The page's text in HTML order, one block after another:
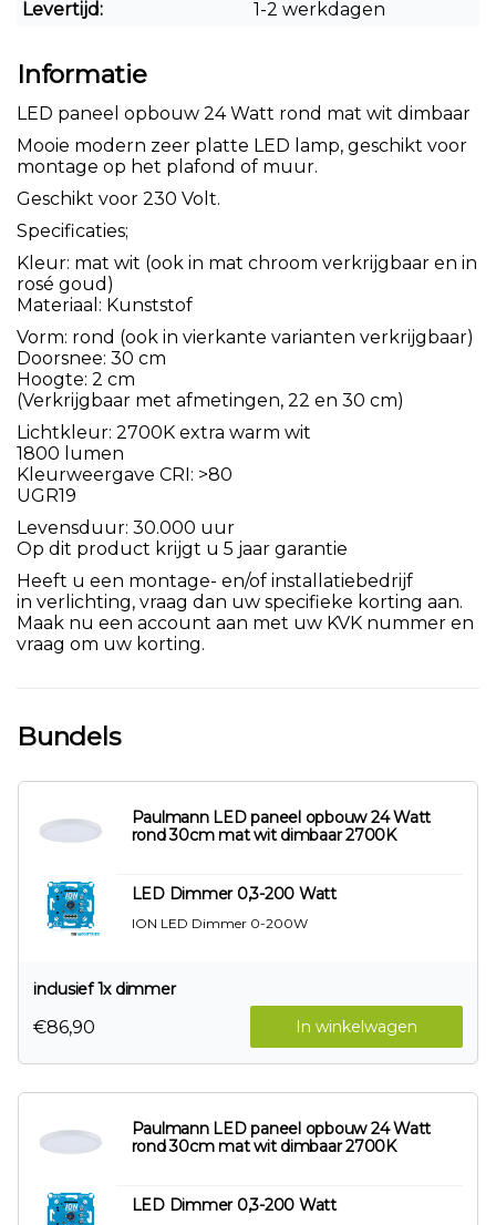
Levertijd:
1-2 werkdagen
Informatie
LED paneel opbouw 24 Watt rond mat wit dimbaar
Mooie modern zeer platte LED lamp, geschikt voor
montage op het plafond of muur.
Geschikt voor 230 Volt.
Specificaties;
Kleur: mat wit (ook in mat chroom verkrijgbaar en in
rosé goud)
Materiaal: Kunststof
Vorm: rond (ook in vierkante varianten verkrijgbaar)
Doorsnee: 30 cm
Hoogte: 2 cm
(Verkrijgbaar met afmetingen, 22 en 30 cm)
Lichtkleur: 2700K extra warm wit
1800 lumen
Kleurweergave CRI: >80
UGR19
Levensduur: 30.000 uur
Op dit product krijgt u 5 jaar garantie
Heeft u een montage- en/of installatiebedrijf
in verlichting, vraag dan uw specifieke korting aan.
Maak nu een account aan met uw KVK nummer en
vraag om uw korting.
Bundels
Paulmann LED paneel opbouw 24 Watt
rond 30cm mat wit dimbaar 2700K
LED Dimmer 0,3-200 Watt
ION LED Dimmer 0-200W
inclusief 1x dimmer
In winkelwagen
€86,90
Paulmann LED paneel opbouw 24 Watt
rond 30cm mat wit dimbaar 2700K
LED Dimmer 0,3-200 Watt